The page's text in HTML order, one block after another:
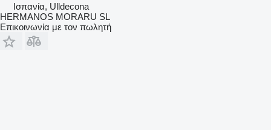
Ισπανία, Ulldecona
HERMANOS MORARU SL
Επικοινωνία με τον πωλητή